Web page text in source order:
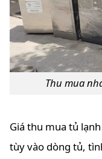
Thu mua
Giá thu mua tủ
tùy vào dòng tủ,